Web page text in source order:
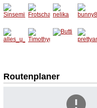
grabsc
hmayr
Kruemli
suesse
maus0
013
pbrand
ner
Sinsem
illia
Frotsch
a
nelika
bunny8
4
Routenplaner